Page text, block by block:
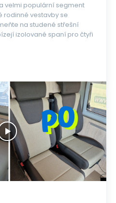
velmi populární segment
rodinné vestavby se
na studené střešní
izolované spaní pro čtyři